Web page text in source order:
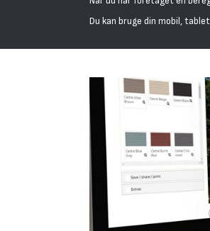
Du kan bruge din mobil,